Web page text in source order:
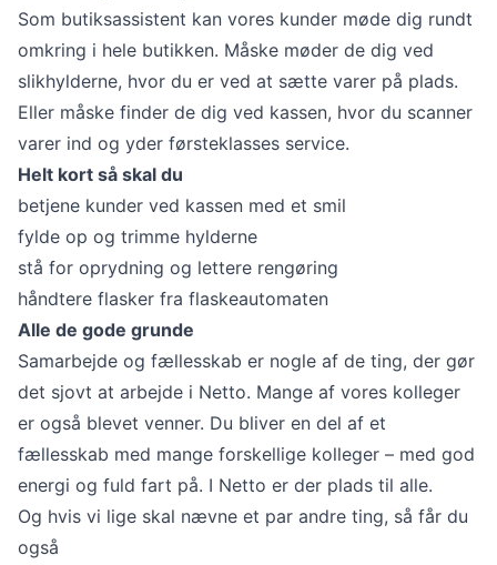
Som butiksassistent kan vores kunder møde dig rundt
omkring i hele butikken. Måske møder de dig ved
slikhylderne, hvor du er ved at sætte varer på plads.
Eller måske finder de dig ved kassen, hvor du scanner
varer ind og yder førsteklasses service.
Helt kort så skal du
betjene kunder ved kassen med et smil
fylde op og trimme hylderne
stå for oprydning og lettere rengøring
håndtere flasker fra flaskeautomaten
Alle de gode grunde
Samarbejde og fællesskab er nogle af de ting, der gør
det sjovt at arbejde i Netto. Mange af vores kolleger
er også blevet venner. Du bliver en del af et
fællesskab med mange forskellige kolleger – med god
energi og fuld fart på. I Netto er der plads til alle.
Og hvis vi lige skal nævne et par andre ting, så får du
også